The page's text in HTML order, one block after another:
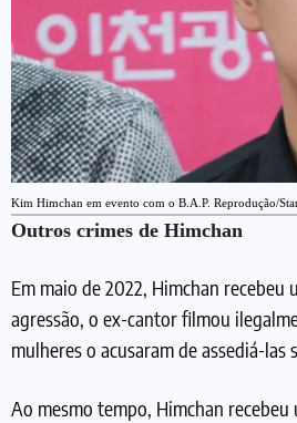
Kim Himchan em evento com o B.A.P. Reprodução/
Outros crimes de Himchan
Em maio de 2022, Himchan
agressão, o ex-cantor filmou
mulheres o acusaram de assediá-
Ao mesmo tempo, Himchan